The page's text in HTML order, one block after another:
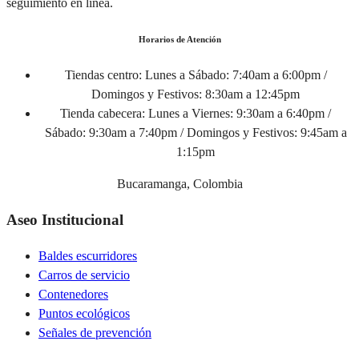
seguimiento en línea.
Horarios de Atención
Tiendas centro: Lunes a Sábado: 7:40am a 6:00pm /
Domingos y Festivos: 8:30am a 12:45pm
Tienda cabecera: Lunes a Viernes: 9:30am a 6:40pm /
Sábado: 9:30am a 7:40pm / Domingos y Festivos: 9:45am a
1:15pm
Bucaramanga, Colombia
Aseo Institucional
Baldes escurridores
Carros de servicio
Contenedores
Puntos ecológicos
Señales de prevención